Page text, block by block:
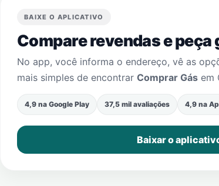
BAIXE O APLICATIVO
Compare revendas e
No app, você informa o endereço, vê as
mais simples de encontrar Comprar Gás em
4,9 na Google Play 37,5 mil avaliações 4,9 na
Baixar o